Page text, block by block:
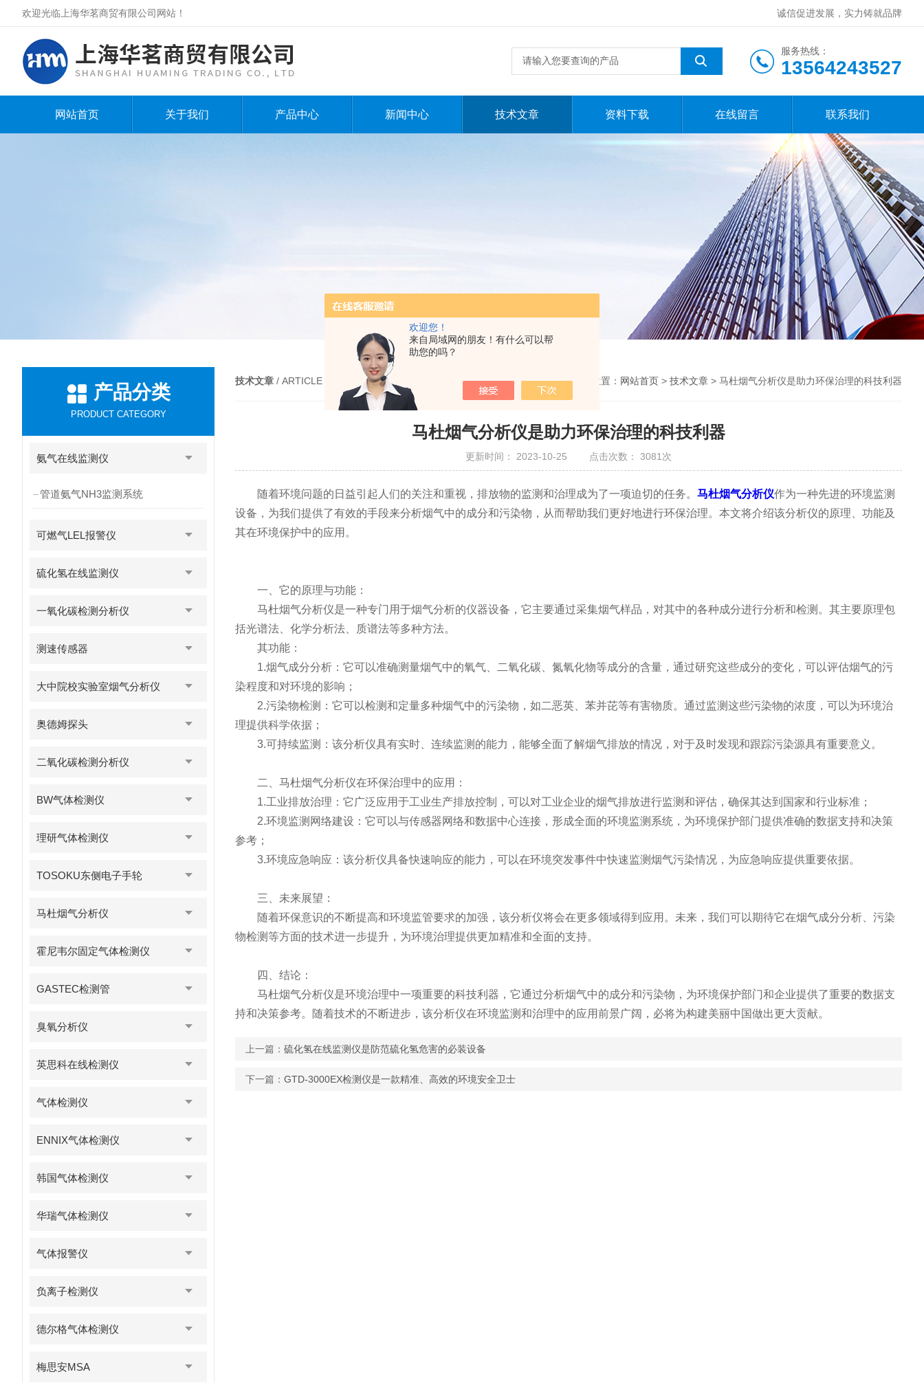
欢迎您！
来自局域网的朋友！有什么可以帮
助您的吗？
欢迎光临上海华茗商贸有限公司网站！ 诚信促进发展，实力铸就品牌
服务热线：
13564243527
网站首页 关于我们 产品中心 新闻中心 技术文章 资料下载 在线留言 联系我们
产品分类
PRODUCT CATEGORY
氨气在线监测仪
管道氨气NH3监测系统
可燃气LEL报警仪
硫化氢在线监测仪
一氧化碳检测分析仪
测速传感器
大中院校实验室烟气分析仪
奥德姆探头
二氧化碳检测分析仪
BW气体检测仪
理研气体检测仪
TOSOKU东侧电子手轮
马杜烟气分析仪
霍尼韦尔固定气体检测仪
GASTEC检测管
臭氧分析仪
英思科在线检测仪
气体检测仪
ENNIX气体检测仪
韩国气体检测仪
华瑞气体检测仪
气体报警仪
负离子检测仪
德尔格气体检测仪
梅思安MSA
技术文章 / ARTICLE 您的位置： 网站首页 > 技术文章 > 马杜烟气分析仪是助力环保治理的科技利器
马杜烟气分析仪是助力环保治理的科技利器
更新时间： 2023-10-25 点击次数： 3081次
随着环境问题的日益引起人们的关注和重视，排放物的监测和治理成为了一项迫切的任务。 马杜烟气分析仪作为一种先进的环境监测
设备，为我们提供了有效的手段来分析烟气中的成分和污染物，从而帮助我们更好地进行环保治理。本文将介绍该分析仪的原理、功能及
其在环境保护中的应用。
一、它的原理与功能：
马杜烟气分析仪是一种专门用于烟气分析的仪器设备，它主要通过采集烟气样品，对其中的各种成分进行分析和检测。其主要原理包
括光谱法、化学分析法、质谱法等多种方法。
其功能：
1.烟气成分分析：它可以准确测量烟气中的氧气、二氧化碳、氮氧化物等成分的含量，通过研究这些成分的变化，可以评估烟气的污
染程度和对环境的影响；
2.污染物检测：它可以检测和定量多种烟气中的污染物，如二恶英、苯并芘等有害物质。通过监测这些污染物的浓度，可以为环境治
理提供科学依据；
3.可持续监测：该分析仪具有实时、连续监测的能力，能够全面了解烟气排放的情况，对于及时发现和跟踪污染源具有重要意义。
二、马杜烟气分析仪在环保治理中的应用：
1.工业排放治理：它广泛应用于工业生产排放控制，可以对工业企业的烟气排放进行监测和评估，确保其达到国家和行业标准；
2.环境监测网络建设：它可以与传感器网络和数据中心连接，形成全面的环境监测系统，为环境保护部门提供准确的数据支持和决策
参考；
3.环境应急响应：该分析仪具备快速响应的能力，可以在环境突发事件中快速监测烟气污染情况，为应急响应提供重要依据。
三、未来展望：
随着环保意识的不断提高和环境监管要求的加强，该分析仪将会在更多领域得到应用。未来，我们可以期待它在烟气成分分析、污染
物检测等方面的技术进一步提升，为环境治理提供更加精准和全面的支持。
四、结论：
马杜烟气分析仪是环境治理中一项重要的科技利器，它通过分析烟气中的成分和污染物，为环境保护部门和企业提供了重要的数据支
持和决策参考。随着技术的不断进步，该分析仪在环境监测和治理中的应用前景广阔，必将为构建美丽中国做出更大贡献。
上一篇： 硫化氢在线监测仪是防范硫化氢危害的必装设备
下一篇： GTD-3000EX检测仪是一款精准、高效的环境安全卫士